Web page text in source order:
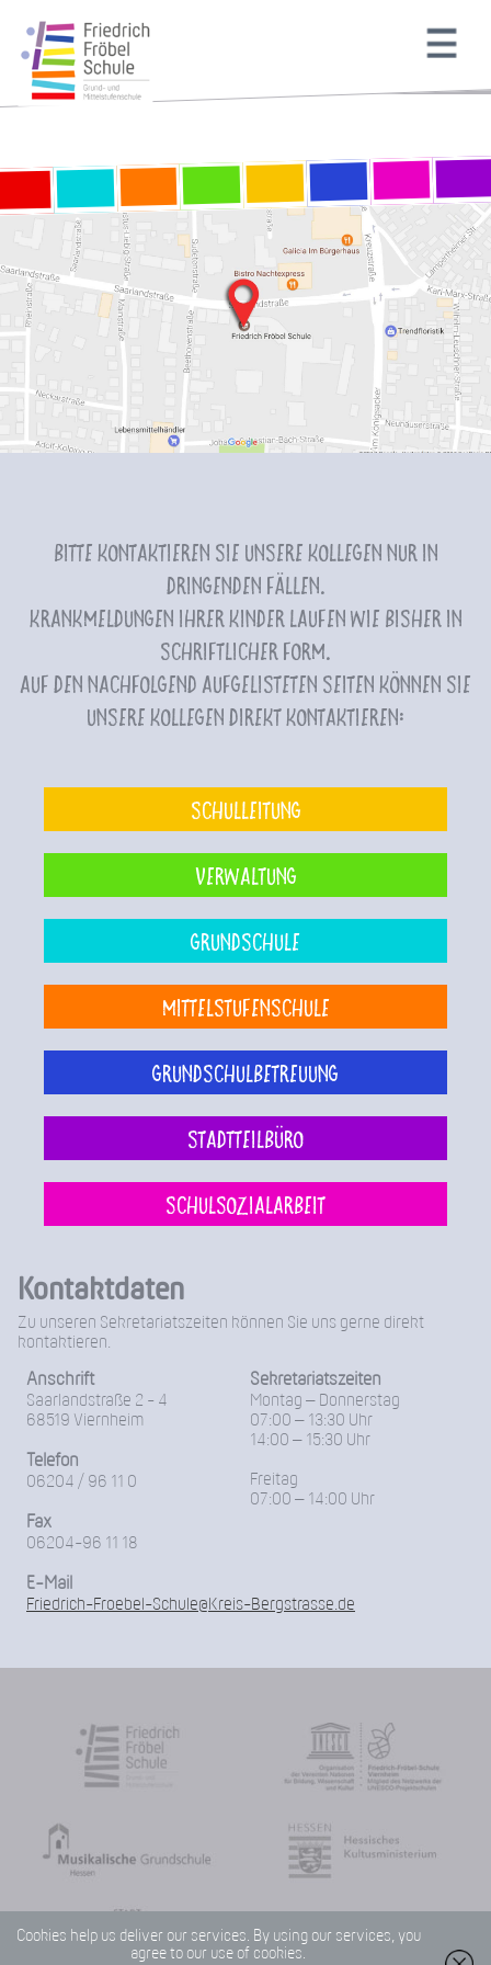
Bitte kontaktieren Sie unsere Kollegen nur in
dringenden Fällen.
Krankmeldungen Ihrer Kinder laufen wie bisher in
schriftlicher Form.
Auf den nachfolgend aufgelisteten Seiten können Sie
unsere Kollegen direkt kontaktieren:
Schulleitung
Verwaltung
Grundschule
Mittelstufenschule
Grundschulbetreuung
Stadtteilbüro
Schulsozialarbeit
Kontaktdaten
Zu unseren Sekretariatszeiten können Sie uns gerne direkt
kontaktieren.
Anschrift
Saarlandstraße 2 - 4
68519 Viernheim
Telefon
06204 / 96 11 0
Fax
06204-96 11 18
Sekretariatszeiten
Montag – Donnerstag
07:00 – 13:30 Uhr
14:00 – 15:30 Uhr
Freitag
07:00 – 14:00 Uhr
E-Mail
Friedrich-Froebel-Schule@Kreis-Bergstrasse.de
Cookies help us deliver our services. By using our services, you
agree to our use of cookies.